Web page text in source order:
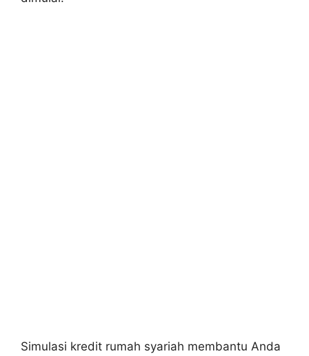
Simulasi kredit rumah syariah membantu Anda